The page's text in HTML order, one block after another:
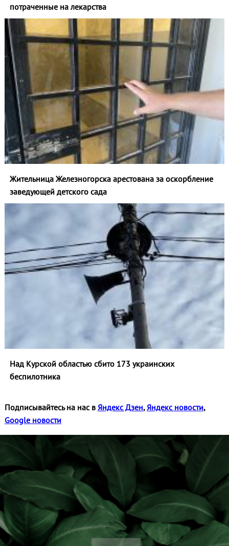
потраченные на лекарства
Жительница Железногорска арестована за оскорбление
заведующей детского сада
Над Курской областью сбито 173 украинских
беспилотника
Подписывайтесь на нас в Яндекс Дзен, Яндекс новости,
Google новости